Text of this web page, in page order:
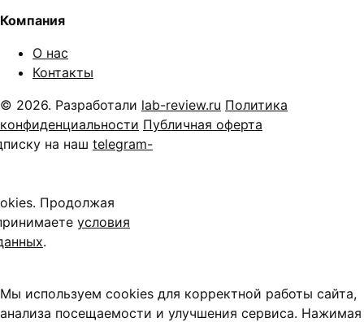
Компания
О нас
Контакты
© 2026. Разработали lab-review.ru Политика
конфиденциальности Публичная оферта
на наш telegram-
Продолжая
условия
.
Мы используем cookies для корректной работы сайта,
анализа посещаемости и улучшения сервиса. Нажимая